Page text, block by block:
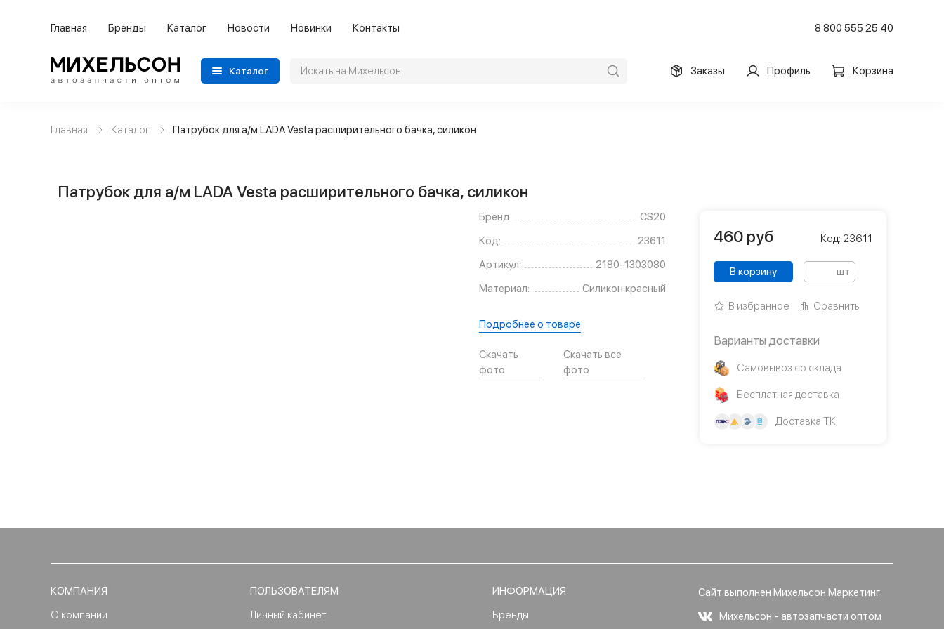
Главная Бренды Каталог Новости Новинки Контакты 8 800 555 25 40
Каталог Заказы Профиль Корзина
Применяемость
Категории автозапчастей
Главная Каталог Патрубок для а/м LADA Vesta расширительного бачка, силикон
Патрубок для а/м LADA Vesta расширительного бачка, силикон
Бренд:
CS20
Код:
23611
Артикул:
2180-1303080
Материал:
Силикон красный
Подробнее о товаре
Скачать
фото
Скачать все
фото
460 руб Код: 23611
В корзину шт
В избранное Сравнить
Варианты доставки
Самовывоз со склада
Бесплатная доставка
Доставка ТК
КОМПАНИЯ
О компании
ПОЛЬЗОВАТЕЛЯМ
Личный кабинет
ИНФОРМАЦИЯ
Бренды
Сайт выполнен Михельсон Маркетинг
Михельсон - автозапчасти оптом